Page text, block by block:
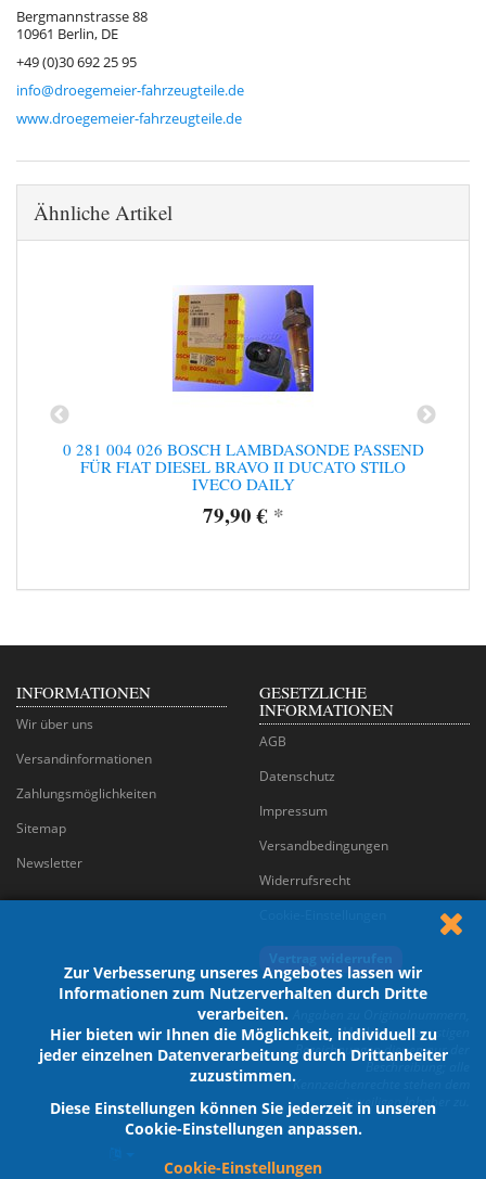
Zur Verbesserung unseres Angebotes lassen wir
Informationen zum Nutzerverhalten durch Dritte
verarbeiten.
Hier bieten wir Ihnen die Möglichkeit, individuell zu
jeder einzelnen Datenverarbeitung durch Drittanbeiter
zuzustimmen.
Diese Einstellungen können Sie jederzeit in unseren
Cookie-Einstellungen anpassen.
Cookie-Einstellungen
Bergmannstrasse 88
10961 Berlin, DE
+49 (0)30 692 25 95
info@droegemeier-fahrzeugteile.de
www.droegemeier-fahrzeugteile.de
Ähnliche Artikel
0 281 004 026 BOSCH LAMBDASONDE PASSEND
FÜR FIAT DIESEL BRAVO II DUCATO STILO
IVECO DAILY
79,90 € *
INFORMATIONEN
Wir über uns
Versandinformationen
Zahlungsmöglichkeiten
Sitemap
Newsletter
GESETZLICHE
INFORMATIONEN
AGB
Datenschutz
Impressum
Versandbedingungen
Widerrufsrecht
Marken und sonstigen
Bezeichnungen dienen nur der
Beschreibung; alle
Kennzeichenrechte stehen dem
jeweiligen Inhaber zu.